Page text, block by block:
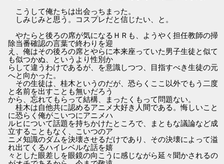
こうして俺たちは出会っちまった。
しみじみと思う。コスプレだと信じたい、と。
やたらと後ろの席が気になるＨＲも、ようやく担任教師の掃
除当番確認の言葉で終わりを迎
え、俺はその後ろの席とやらに本来座っていた男子生徒と似て
も似つかぬ、というより性別か
らして違うわけであるが、を意識しつつ、目指すべき生徒の元
へと向かった。
その生徒は、桂木というのだが、恐らくここ以外でもう二度
と名前を出すことも無いだろう
から、忘れてもらって結構、まったくもって問題ない。
桂木は自他共に認めるアニメ大好き人間である。悔しいこと
に恐らく俺がこいつにアニメハ
ルヒについて話題を持ちかけたところで、まともな議論など成
立することもなく、こいつのア
ニメ知識のダムを決壊させるだけであり、その決壊によって溢
れ出てくるハイレベルな話を嬉
々とした眼差しを眼鏡の向こうに感じながら延々聞かされるの